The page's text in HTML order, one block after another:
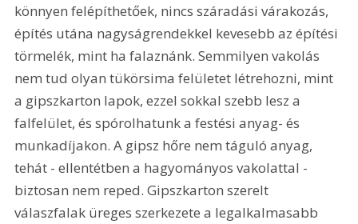
könnyen felépíthetőek, nincs száradási várakozás,
építés utána nagyságrendekkel kevesebb az építési
törmelék, mint ha falaznánk. Semmilyen vakolás
nem tud olyan tükörsima felületet létrehozni, mint
a gipszkarton lapok, ezzel sokkal szebb lesz a
falfelület, és spórolhatunk a festési anyag- és
munkadíjakon. A gipsz hőre nem táguló anyag,
tehát - ellentétben a hagyományos vakolattal -
biztosan nem reped. Gipszkarton szerelt
válaszfalak üreges szerkezete a legalkalmasabb